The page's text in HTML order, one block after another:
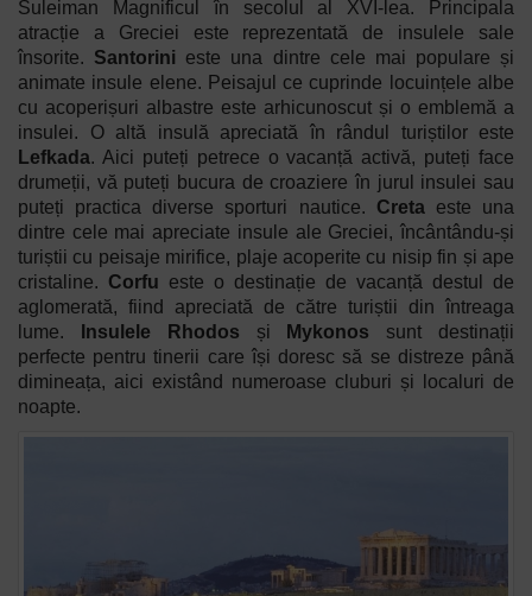
Suleiman Magnificul în secolul al XVI-lea. Principala
atracție a Greciei este reprezentată de insulele sale
însorite. Santorini este una dintre cele mai populare și
animate insule elene. Peisajul ce cuprinde locuințele albe
cu acoperișuri albastre este arhicunoscut și o emblemă a
insulei. O altă insulă apreciată în rândul turiștilor este
Lefkada. Aici puteți petrece o vacanță activă, puteți face
drumeții, vă puteți bucura de croaziere în jurul insulei sau
puteți practica diverse sporturi nautice. Cretaeste una
dintre cele mai apreciate insule ale Greciei, încântându-și
turiștii cu peisaje mirifice, plaje acoperite cu nisip fin și ape
cristaline. Corfu este o destinație de vacanță destul de
aglomerată, fiind apreciată de către turiștii din întreaga
lume.
Insulele Rhodos și Mykonos sunt destinații
perfecte pentru tinerii care își doresc să se distreze până
dimineața, aici existând numeroase cluburi și localuri de
noapte.